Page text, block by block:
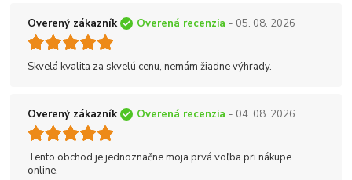
Overený zákazník Overená recenzia - 05. 08. 2026
Skvelá kvalita za skvelú cenu, nemám žiadne výhrady.
Overený zákazník Overená recenzia - 04. 08. 2026
Tento obchod je jednoznačne moja prvá voľba pri nákupe
online.